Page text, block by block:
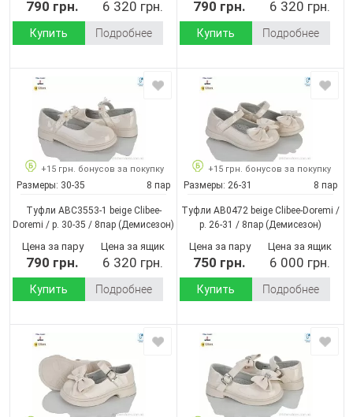
790 грн. 6 320 грн.
Купить Подробнее
790 грн. 6 320 грн.
Купить Подробнее
+15 грн. бонусов за покупку
Размеры: 30-35 8 пар
Туфли ABC3553-1 beige Clibee-
Doremi / p. 30-35 / 8пар (Демисезон)
Цена за пару
790 грн.
Цена за ящик
6 320 грн.
Купить Подробнее
+15 грн. бонусов за покупку
Размеры: 26-31 8 пар
Туфли AB0472 beige Clibee-Doremi /
p. 26-31 / 8пар (Демисезон)
Цена за пару
750 грн.
Цена за ящик
6 000 грн.
Купить Подробнее